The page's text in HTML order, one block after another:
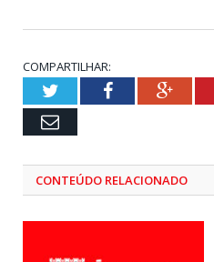
COMPARTILHAR:
TwitterFacebook
Email
CONTEÚDO RELACIONADO